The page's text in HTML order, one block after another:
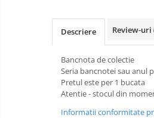
Bancnote Africa
Bancnote America
Bancnote Asia
Bancnote Australia si Oceania
Descriere Review-uri
Bancnota de colectie
Seria bancnotei sau anul
Pretul este per 1 bucata
Atentie - stocul din
Informatii conformitate